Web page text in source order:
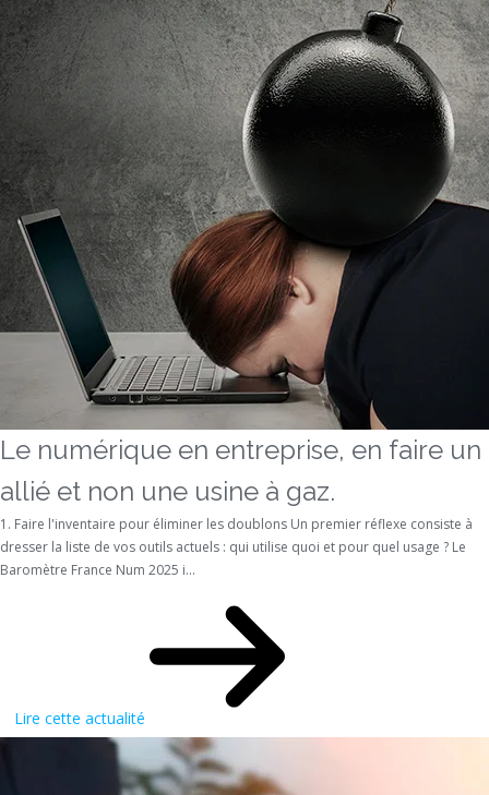
Le numérique en entreprise, en faire un
allié et non une usine à gaz.
1. Faire l'inventaire pour éliminer les doublons Un premier réflexe consiste à
dresser la liste de vos outils actuels : qui utilise quoi et pour quel usage ? Le
Baromètre France Num 2025 i...
Lire cette actualité